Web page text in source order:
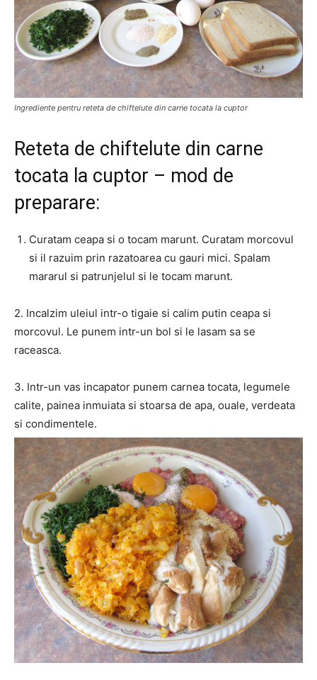
Ingrediente pentru reteta de chiftelute din carne tocata la cuptor
Reteta de chiftelute din carne
tocata la cuptor – mod de
preparare:
Curatam ceapa si o tocam marunt. Curatam morcovul
si il razuim prin razatoarea cu gauri mici. Spalam
mararul si patrunjelul si le tocam marunt.
2. Incalzim uleiul intr-o tigaie si calim putin ceapa si
morcovul. Le punem intr-un bol si le lasam sa se
raceasca.
3. Intr-un vas incapator punem carnea tocata, legumele
calite, painea inmuiata si stoarsa de apa, ouale, verdeata
si condimentele.